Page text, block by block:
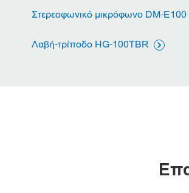
Στερεοφωνικό μικρόφωνο DM-E100
Λαβή-τρίποδο HG-100TBR 